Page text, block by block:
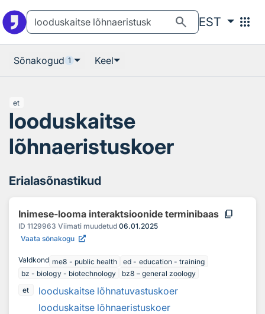
search EST apps
Sõnakogud 1 Keel
et
looduskaitse
lõhnaeristuskoer
Erialasõnastikud
Inimese-looma interaktsioonide terminibaas content_copy
ID 1129963 Viimati muudetud 06.01.2025
Vaata sõnakogu
Valdkond me8 - public health
ed - education - training
bz - biology - biotechnology
bz8 – general zoology
et
looduskaitse lõhnatuvastuskoer
looduskaitse lõhnaeristuskoer